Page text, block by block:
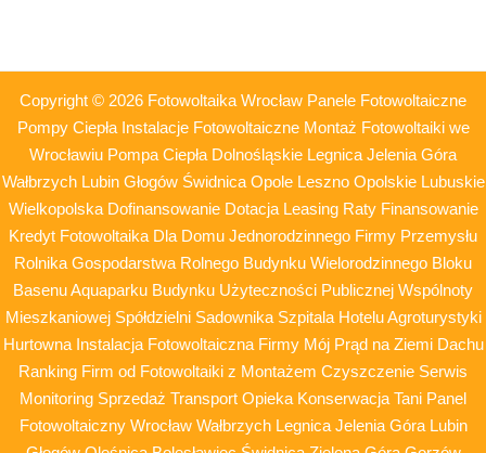
Copyright © 2026 Fotowoltaika Wrocław Panele Fotowoltaiczne
Pompy Ciepła Instalacje Fotowoltaiczne Montaż Fotowoltaiki we
Wrocławiu Pompa Ciepła Dolnośląskie Legnica Jelenia Góra
Wałbrzych Lubin Głogów Świdnica Opole Leszno Opolskie Lubuskie
Wielkopolska Dofinansowanie Dotacja Leasing Raty Finansowanie
Kredyt Fotowoltaika Dla Domu Jednorodzinnego Firmy Przemysłu
Rolnika Gospodarstwa Rolnego Budynku Wielorodzinnego Bloku
Basenu Aquaparku Budynku Użyteczności Publicznej Wspólnoty
Mieszkaniowej Spółdzielni Sadownika Szpitala Hotelu Agroturystyki
Hurtowna Instalacja Fotowoltaiczna Firmy Mój Prąd na Ziemi Dachu
Ranking Firm od Fotowoltaiki z Montażem Czyszczenie Serwis
Monitoring Sprzedaż Transport Opieka Konserwacja Tani Panel
Fotowoltaiczny Wrocław Wałbrzych Legnica Jelenia Góra Lubin